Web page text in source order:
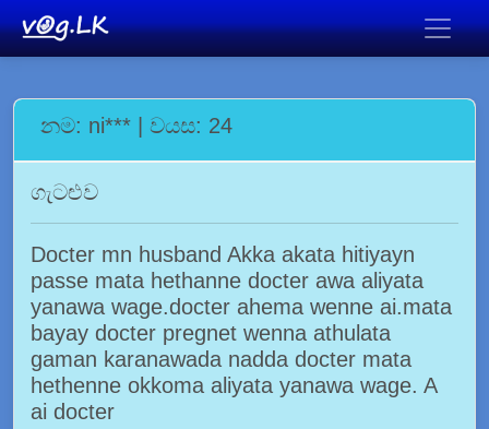
නම: ni*** | වයස: 24
ගැටළුව
Docter mn husband Akka akata hitiyayn
passe mata hethanne docter awa aliyata
yanawa wage.docter ahema wenne ai.mata
bayay docter pregnet wenna athulata
gaman karanawada nadda docter mata
hethenne okkoma aliyata yanawa wage. A
ai docter